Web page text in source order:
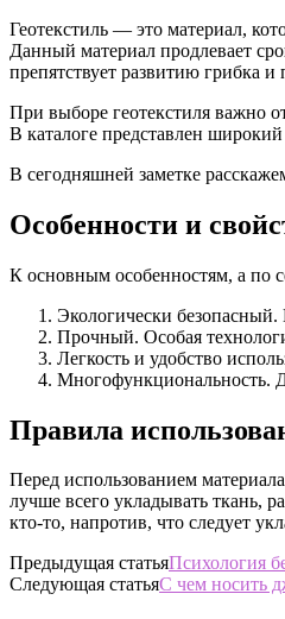
Геотекстиль — это материал,
Данный материал продлевает
препятствует развитию грибка и
При выборе геотекстиля важно
В каталоге представлен
В сегодняшней заметке
Особенности и
К основным особенностям, а по
Экологически
Прочный. Особая
Легкость и удобство
Многофункциональность.
Правила
Перед использованием
лучше всего укладывать ткань,
кто-то, напротив, что следует
Предыдущая статьяПсихология
Следующая статьяС чем носить